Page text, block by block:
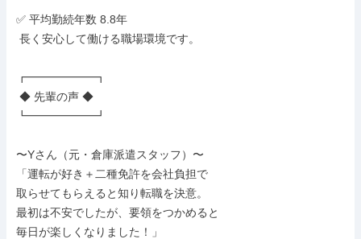
✅ 平均勤続年数 8.8年
┏━━━━━━┓
┗━━━━━━┛
〜Yさん（元・倉庫派遣スタッフ）〜
「運転が好き＋二種免許を会社負担で
取らせてもらえると知り転職を決意。
最初は不安でしたが、要領をつかめると
毎日が楽しくなりました！」